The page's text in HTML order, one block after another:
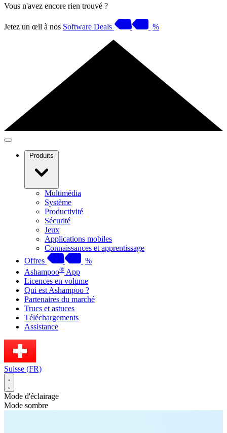
Vous n'avez encore rien trouvé ?
Jetez un œil à nos Software Deals %
Produits
Multimédia
Système
Productivité
Sécurité
Jeux
Applications mobiles
Connaissances et apprentissage
Offres
%
Ashampoo® App
Licences en volume
Qui est Ashampoo ?
Partenaires du marché
Trucs et astuces
Téléchargements
Assistance
Suisse (FR)
Mode d'éclairage
Mode sombre